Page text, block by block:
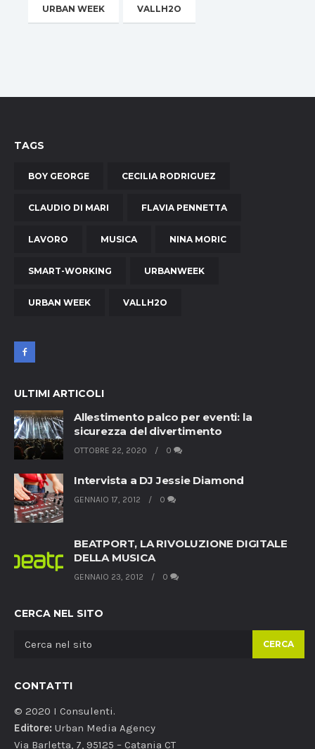
URBAN WEEK VALLH2O
TAGS
BOY GEORGE CECILIA RODRIGUEZ
CLAUDIO DI MARI FLAVIA PENNETTA
LAVORO MUSICA NINA MORIC
SMART-WORKING URBANWEEK
URBAN WEEK VALLH2O
ULTIMI ARTICOLI
Allestimento palco per eventi: la
sicurezza del divertimento
OTTOBRE 22, 2020 0
Intervista a DJ Jessie Diamond
GENNAIO 17, 2012 0
BEATPORT, LA RIVOLUZIONE DIGITALE
DELLA MUSICA
GENNAIO 23, 2012 0
CERCA NEL SITO
CERCA
CONTATTI
© 2020 I Consulenti.
Editore: Urban Media Agency
Via Barletta, 7, 95125 – Catania CT